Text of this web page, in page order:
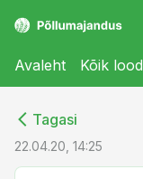
Avaleht Kõik lood
Tagasi
22.04.20, 14:25